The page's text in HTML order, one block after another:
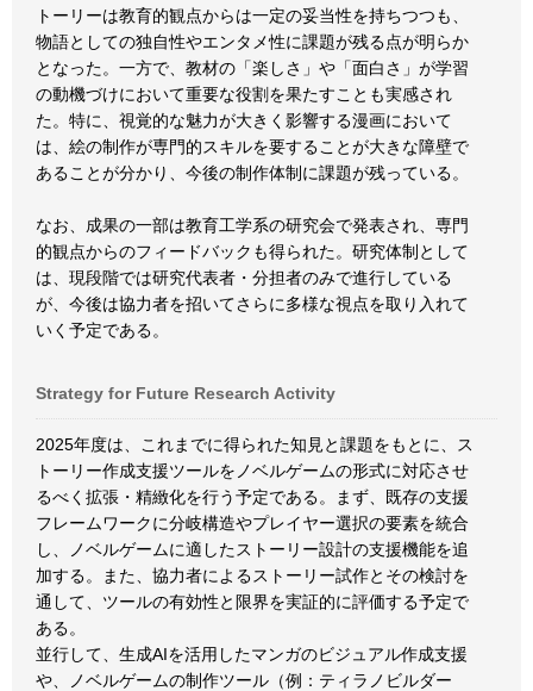
トーリーは教育的観点からは一定の妥当性を持ちつつも、
物語としての独自性やエンタメ性に課題が残る点が明らか
となった。一方で、教材の「楽しさ」や「面白さ」が学習
の動機づけにおいて重要な役割を果たすことも実感され
た。特に、視覚的な魅力が大きく影響する漫画において
は、絵の制作が専門的スキルを要することが大きな障壁で
あることが分かり、今後の制作体制に課題が残っている。
なお、成果の一部は教育工学系の研究会で発表され、専門
的観点からのフィードバックも得られた。研究体制として
は、現段階では研究代表者・分担者のみで進行している
が、今後は協力者を招いてさらに多様な視点を取り入れて
いく予定である。
Strategy for Future Research Activity
2025年度は、これまでに得られた知見と課題をもとに、ス
トーリー作成支援ツールをノベルゲームの形式に対応させ
るべく拡張・精緻化を行う予定である。まず、既存の支援
フレームワークに分岐構造やプレイヤー選択の要素を統合
し、ノベルゲームに適したストーリー設計の支援機能を追
加する。また、協力者によるストーリー試作とその検討を
通して、ツールの有効性と限界を実証的に評価する予定で
ある。
並行して、生成AIを活用したマンガのビジュアル作成支援
や、ノベルゲームの制作ツール（例：ティラノビルダー